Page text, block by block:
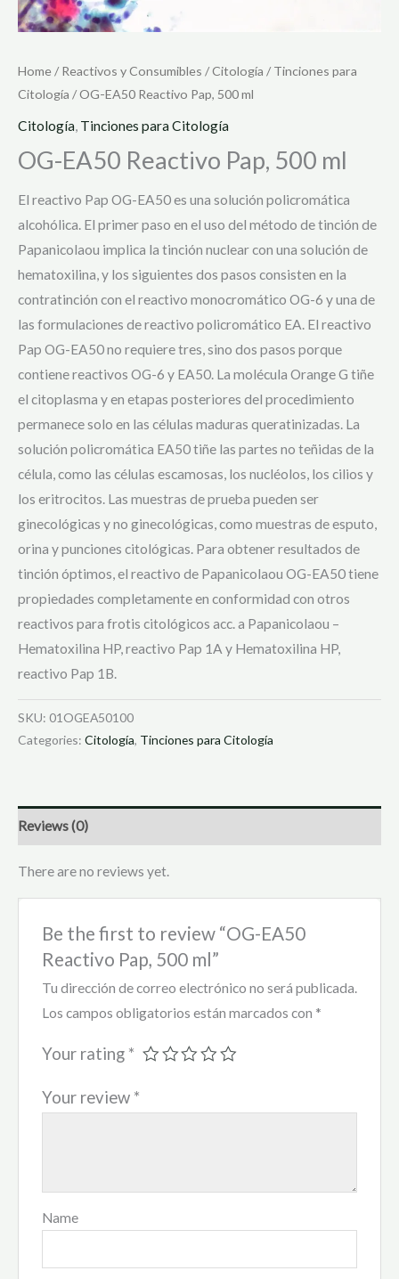
Home/Reactivos y Consumibles /Citología /Tinciones para
Citología / OG-EA50 Reactivo Pap, 500 ml
Citología Tinciones para Citología
OG-EA50 Reactivo Pap, 500 ml
El reactivo Pap OG-EA50 es una solución policromática
alcohólica. El primer paso en el uso del método de tinción de
Papanicolaou implica la tinción nuclear con una solución de
hematoxilina, y los siguientes dos pasos consisten en la
contratinción con el reactivo monocromático OG-6 y una de
las formulaciones de reactivo policromático EA. El reactivo
Pap OG-EA50 no requiere tres, sino dos pasos porque
contiene reactivos OG-6 y EA50. La molécula Orange G tiñe
el citoplasma y en etapas posteriores del procedimiento
permanece solo en las células maduras queratinizadas. La
solución policromática EA50 tiñe las partes no teñidas de la
célula, como las células escamosas, los nucléolos, los cilios y
los eritrocitos. Las muestras de prueba pueden ser
ginecológicas y no ginecológicas, como muestras de esputo,
orina y punciones citológicas. Para obtener resultados de
tinción óptimos, el reactivo de Papanicolaou OG-EA50 tiene
propiedades completamente en conformidad con otros
reactivos para frotis citológicos acc. a Papanicolaou –
Hematoxilina HP, reactivo Pap 1A y Hematoxilina HP,
reactivo Pap 1B.
SKU: 01OGEA50100
Categories: Citología, Tinciones para Citología
Reviews (0)
There are no reviews yet.
Be the first to review “OG-EA50
Reactivo Pap, 500 ml”
Tu dirección de correo electrónico no será publicada.
Los campos obligatorios están marcados con *
Your rating *
Your review *
Name